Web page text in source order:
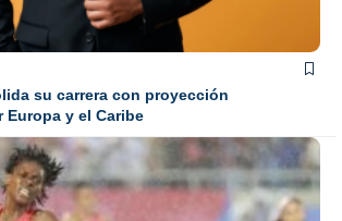
su carrera con proyección
y el Caribe